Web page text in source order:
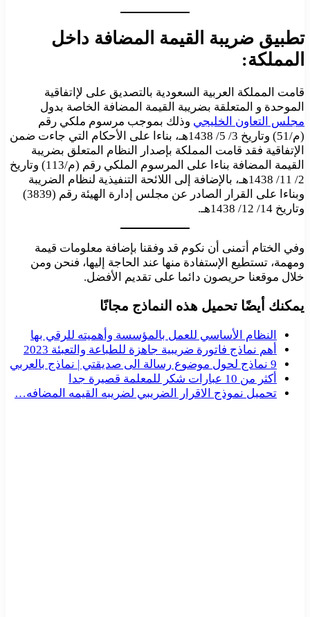
تطبيق ضريبة القيمة المضافة داخل
المملكة:
قامت المملكة العربية السعودية بالتصديق على لإاتفاقية
الموحدة و المتعلقة بضريبة القيمة المضافة الخاصة بدول
مجلس التعاون الخليجي وذلك بموجب مرسوم ملكي رقم
(م/51) وتاريخ 3/ 5/ 1438هـ، بناءا على الأحكام التي جاءت ضمن
الإتفاقية فقد قامت المملكة بإصدار النظام المتعلق بضريبة
القيمة المضافة بناءا على المرسوم الملكي رقم (م/113) وتاريخ
2/ 11/ 1438هـ، بالإضافة إلى اللائحة التنفيذية لنظام الضريبة
وبناءا على القرار الصادر عن مجلس إدارة الهيئة رقم (3839)
وتاريخ 14/ 12/ 1438هـ.
وفي الختام أتمنى أن نكوم قد وفقنا بإضافة معلومات قيمة
ومهمة، تستطيع الإستفادة منها عند الحاجة إليها، فنحن ومن
خلال موقعنا حريصون دائما على تقديم الأفضل.
يمكنك أيضًا تحميل هذه النماذج مجانًا
النظام الأساسي للعمل بالمؤسسة وأهميته للرقي بها
أهم نماذج فاتورة ضريبية جاهزة للطباعة والتعبئة 2023
9 نماذج لحول موضوع رسالة الى صديقتي | نماذج بالعربي
أكثر من 10 عبارات شكر للمعلمة قصيرة جدا
تحميل نموذج الاقرار الضريبي لضريبه القيمه المضافه…